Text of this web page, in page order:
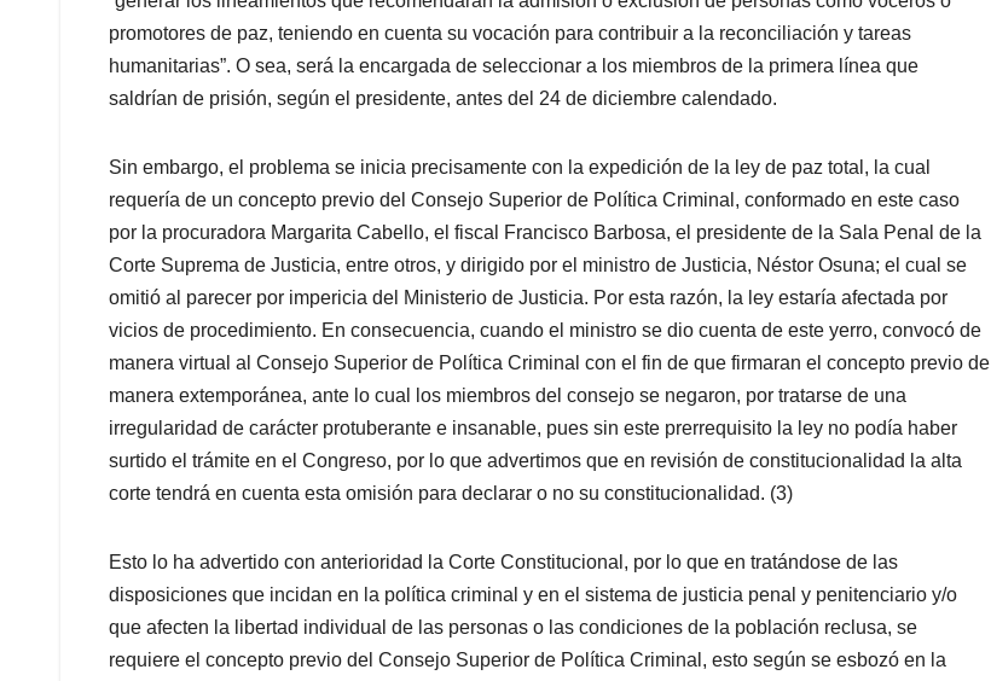
promotores de paz, teniendo en cuenta su vocación para contribuir a la reconciliación y tareas
humanitarias”. O sea, será la encargada de seleccionar a los miembros de la primera línea que
saldrían de prisión, según el presidente, antes del 24 de diciembre calendado.
Sin embargo, el problema se inicia precisamente con la expedición de la ley de paz total, la cual
requería de un concepto previo del Consejo Superior de Política Criminal, conformado en este caso
por la procuradora Margarita Cabello, el fiscal Francisco Barbosa, el presidente de la Sala Penal de la
Corte Suprema de Justicia, entre otros, y dirigido por el ministro de Justicia, Néstor Osuna; el cual se
omitió al parecer por impericia del Ministerio de Justicia. Por esta razón, la ley estaría afectada por
vicios de procedimiento. En consecuencia, cuando el ministro se dio cuenta de este yerro, convocó de
manera virtual al Consejo Superior de Política Criminal con el fin de que firmaran el concepto previo de
manera extemporánea, ante lo cual los miembros del consejo se negaron, por tratarse de una
irregularidad de carácter protuberante e insanable, pues sin este prerrequisito la ley no podía haber
surtido el trámite en el Congreso, por lo que advertimos que en revisión de constitucionalidad la alta
corte tendrá en cuenta esta omisión para declarar o no su constitucionalidad. (3)
Esto lo ha advertido con anterioridad la Corte Constitucional, por lo que en tratándose de las
disposiciones que incidan en la política criminal y en el sistema de justicia penal y penitenciario y/o
que afecten la libertad individual de las personas o las condiciones de la población reclusa, se
requiere el concepto previo del Consejo Superior de Política Criminal, esto según se esbozó en la